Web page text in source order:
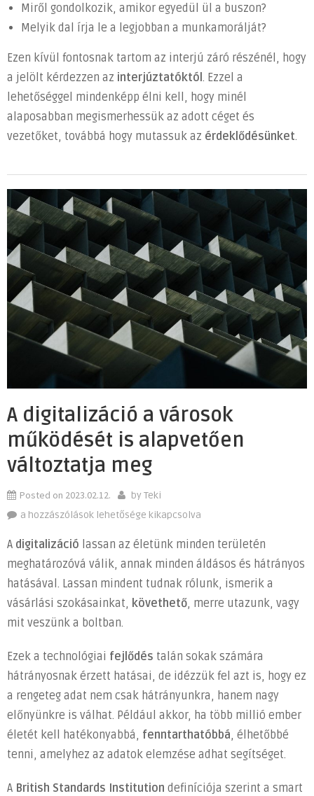
Miről gondolkozik, amikor egyedül ül a buszon?
Melyik dal írja le a legjobban a munkamorálját?
Ezen kívül fontosnak tartom az interjú záró részénél, hogy
a jelölt kérdezzen az interjúztatóktól. Ezzel a
lehetőséggel mindenképp élni kell, hogy minél
alaposabban megismerhessük az adott céget és
vezetőket, továbbá hogy mutassuk az érdeklődésünket.
A digitalizáció a városok
működését is alapvetően
változtatja meg
Posted on 2023.02.12. byTeki
A
a
városok
működését
is
alapvetően
meg
bejegyzéshez
a hozzászólások lehetősége kikapcsolva
A digitalizáció lassan az életünk minden területén
meghatározóvá válik, annak minden áldásos és hátrányos
hatásával. Lassan mindent tudnak rólunk, ismerik a
vásárlási szokásainkat, követhető, merre utazunk, vagy
mit veszünk a boltban.
Ezek a technológiai fejlődés talán sokak számára
hátrányosnak érzett hatásai, de idézzük fel azt is, hogy ez
a rengeteg adat nem csak hátrányunkra, hanem nagy
előnyünkre is válhat. Például akkor, ha több millió ember
életét kell hatékonyabbá, fenntarthatóbbá, élhetőbbé
tenni, amelyhez az adatok elemzése adhat segítséget.
A British Standards Institution definíciója szerint a smart